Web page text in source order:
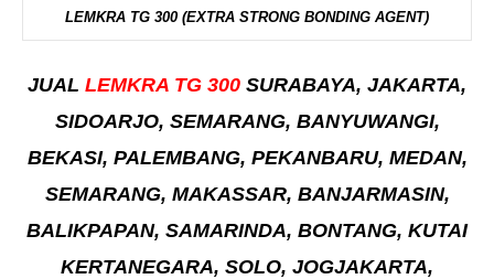
LEMKRA TG 300 (EXTRA STRONG BONDING AGENT)
JUAL LEMKRA TG 300 SURABAYA, JAKARTA,
SIDOARJO, SEMARANG, BANYUWANGI,
BEKASI, PALEMBANG, PEKANBARU, MEDAN,
SEMARANG, MAKASSAR, BANJARMASIN,
BALIKPAPAN, SAMARINDA, BONTANG, KUTAI
KERTANEGARA, SOLO, JOGJAKARTA,